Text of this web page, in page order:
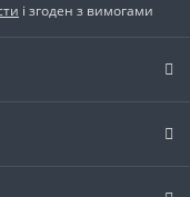
і згоден з вимогами